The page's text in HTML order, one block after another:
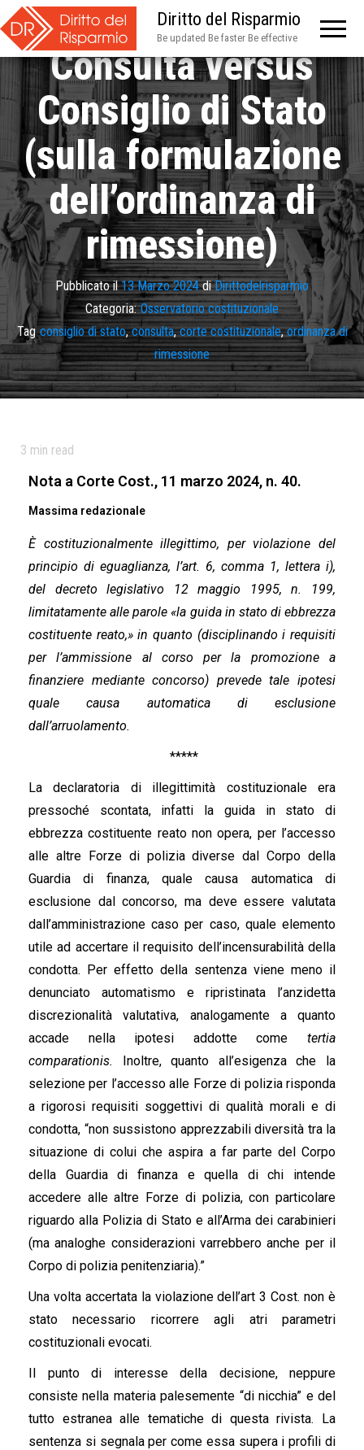
Diritto del Risparmio
Be updated Be faster Be effective
Consulta versus
Consiglio di Stato
(sulla formulazione
dell’ordinanza di
rimessione)
Pubblicato il13 Marzo 2024diDirittodelrisparmio
Categoria: Osservatorio costituzionale
Tag consiglio di stato,consulta,corte costituzionale,ordinanza di
rimessione
3 min read
Nota a Corte Cost., 11 marzo 2024, n. 40.
Massima redazionale
È costituzionalmente illegittimo, per violazione del
principio di eguaglianza, l’art. 6, comma 1, lettera i),
del decreto legislativo 12 maggio 1995, n. 199,
limitatamente alle parole «la guida in stato di ebbrezza
costituente reato,» in quanto (disciplinando i requisiti
per l’ammissione al corso per la promozione a
finanziere mediante concorso) prevede tale ipotesi
quale causa automatica di esclusione
dall’arruolamento.
*****
La declaratoria di illegittimità costituzionale era
pressoché scontata, infatti la guida in stato di
ebbrezza costituente reato non opera, per l’accesso
alle altre Forze di polizia diverse dal Corpo della
Guardia di finanza, quale causa automatica di
esclusione dal concorso, ma deve essere valutata
dall’amministrazione caso per caso, quale elemento
utile ad accertare il requisito dell’incensurabilità della
condotta. Per effetto della sentenza viene meno il
denunciato automatismo e ripristinata l’anzidetta
discrezionalità valutativa, analogamente a quanto
accade nella ipotesi addotte come tertia
comparationis. Inoltre, quanto all’esigenza che la
selezione per l’accesso alle Forze di polizia risponda
a rigorosi requisiti soggettivi di qualità morali e di
condotta, “non sussistono apprezzabili diversità tra la
situazione di colui che aspira a far parte del Corpo
della Guardia di finanza e quella di chi intende
accedere alle altre Forze di polizia, con particolare
riguardo alla Polizia di Stato e all’Arma dei carabinieri
(ma analoghe considerazioni varrebbero anche per il
Corpo di polizia penitenziaria).”
Una volta accertata la violazione dell’art 3 Cost. non è
stato necessario ricorrere agli atri parametri
costituzionali evocati.
Il punto di interesse della decisione, neppure
consiste nella materia palesemente “di nicchia” e del
tutto estranea alle tematiche di questa rivista. La
sentenza si segnala per come essa supera i profili di